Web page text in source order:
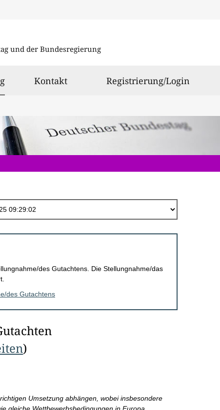
und der Bundesregierung
ausgewählt
Kontakt Registrierung/Login
des Gutachtens. Die Stellungnahme/das
des Gutachtens
)
Umsetzung abhängen, wobei insbesondere
gleiche Wettbewerbsbedingungen in Europa